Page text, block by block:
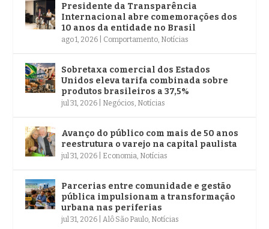
Presidente da Transparência
Internacional abre comemorações dos
10 anos da entidade no Brasil
ago 1, 2026 Comportamento Notícias
Sobretaxa comercial dos Estados
Unidos eleva tarifa combinada sobre
produtos brasileiros a 37,5%
jul 31, 2026 Negócios Notícias
Avanço do público com mais de 50 anos
reestrutura o varejo na capital paulista
jul 31, 2026 Economia Notícias
Parcerias entre comunidade e gestão
pública impulsionam a transformação
urbana nas periferias
jul 31, 2026 Alô São Paulo Notícias